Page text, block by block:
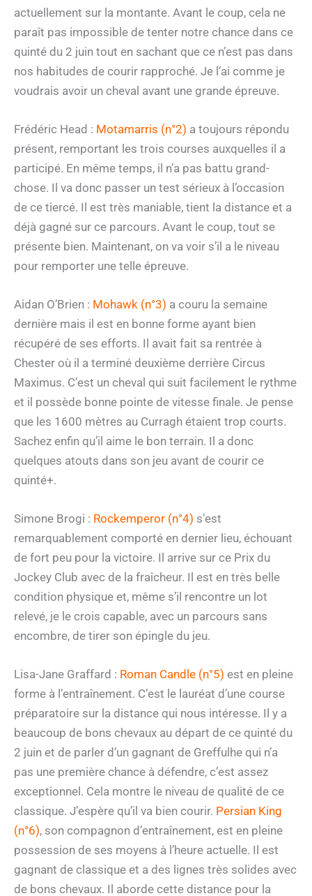
actuellement sur la montante. Avant le coup, cela ne
paraît pas impossible de tenter notre chance dans ce
quinté du 2 juin tout en sachant que ce n’est pas dans
nos habitudes de courir rapproché. Je l’ai comme je
voudrais avoir un cheval avant une grande épreuve.
Frédéric Head : Motamarris (n°2) a toujours répondu
présent, remportant les trois courses auxquelles il a
participé. En même temps, il n’a pas battu grand-
chose. Il va donc passer un test sérieux à l’occasion
de ce tiercé. Il est très maniable, tient la distance et a
déjà gagné sur ce parcours. Avant le coup, tout se
présente bien. Maintenant, on va voir s’il a le niveau
pour remporter une telle épreuve.
Aidan O’Brien : Mohawk (n°3) a couru la semaine
dernière mais il est en bonne forme ayant bien
récupéré de ses efforts. Il avait fait sa rentrée à
Chester où il a terminé deuxième derrière Circus
Maximus. C’est un cheval qui suit facilement le rythme
et il possède bonne pointe de vitesse finale. Je pense
que les 1600 mètres au Curragh étaient trop courts.
Sachez enfin qu’il aime le bon terrain. Il a donc
quelques atouts dans son jeu avant de courir ce
quinté+.
Simone Brogi : Rockemperor (n°4) s’est
remarquablement comporté en dernier lieu, échouant
de fort peu pour la victoire. Il arrive sur ce Prix du
Jockey Club avec de la fraîcheur. Il est en très belle
condition physique et, même s’il rencontre un lot
relevé, je le crois capable, avec un parcours sans
encombre, de tirer son épingle du jeu.
Lisa-Jane Graffard : Roman Candle (n°5) est en pleine
forme à l’entraînement. C’est le lauréat d’une course
préparatoire sur la distance qui nous intéresse. Il y a
beaucoup de bons chevaux au départ de ce quinté du
2 juin et de parler d’un gagnant de Greffulhe qui n’a
pas une première chance à défendre, c’est assez
exceptionnel. Cela montre le niveau de qualité de ce
classique. J’espère qu’il va bien courir. Persian King
(n°6), son compagnon d’entraînement, est en pleine
possession de ses moyens à l’heure actuelle. Il est
gagnant de classique et a des lignes très solides avec
de bons chevaux. Il aborde cette distance pour la